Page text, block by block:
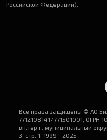
Российской Федерации).
Все права защищены © АО
7712108141/771501001, ОГРН
вн.тер.г. муниципальный
3, стр. 1. 1999—2025